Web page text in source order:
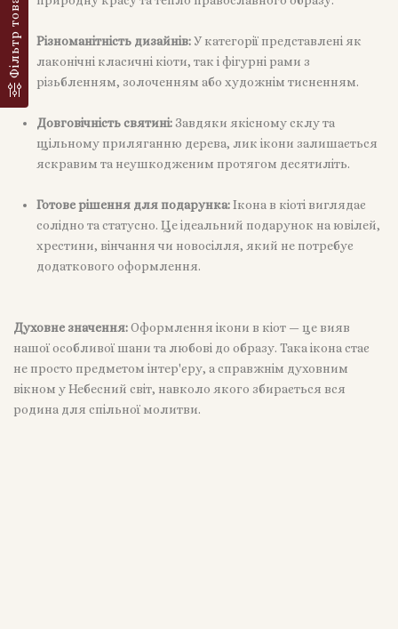
Фільтр товарів Різноманітність дизайнів:У категорії представлені як
лаконічні класичні кіоти, так і фігурні рами з
різьбленням, золоченням або художнім тисненням.
Довговічність святині:Завдяки якісному склу та
щільному приляганню дерева, лик ікони залишається
яскравим та неушкодженим протягом десятиліть.
Готове рішення для подарунка:Ікона в кіоті виглядає
солідно та статусно. Це ідеальний подарунок на ювілей,
хрестини, вінчання чи новосілля, який не потребує
додаткового оформлення.
Духовне значення:Оформлення ікони в кіот — це вияв
нашої особливої шани та любові до образу. Така ікона стає
не просто предметом інтер'єру, а справжнім духовним
вікном у Небесний світ, навколо якого збирається вся
родина для спільної молитви.